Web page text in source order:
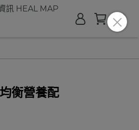
訊 HEAL MAP
衡營養配